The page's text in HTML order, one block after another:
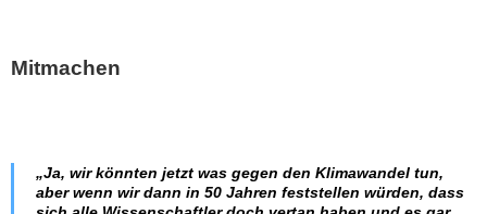
Mitmachen
„Ja, wir könnten jetzt was gegen den Klimawandel tun,
aber wenn wir dann in 50 Jahren feststellen würden, dass